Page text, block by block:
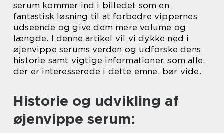
serum kommer ind i billedet som en
fantastisk løsning til at forbedre vippernes
udseende og give dem mere volume og
længde. I denne artikel vil vi dykke ned i
øjenvippe serums verden og udforske dens
historie samt vigtige informationer, som alle,
der er interesserede i dette emne, bør vide.
Historie og udvikling af
øjenvippe serum: